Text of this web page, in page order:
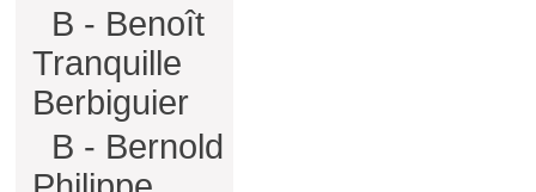
B - Benoît
Tranquille
Berbiguier
B - Bernold